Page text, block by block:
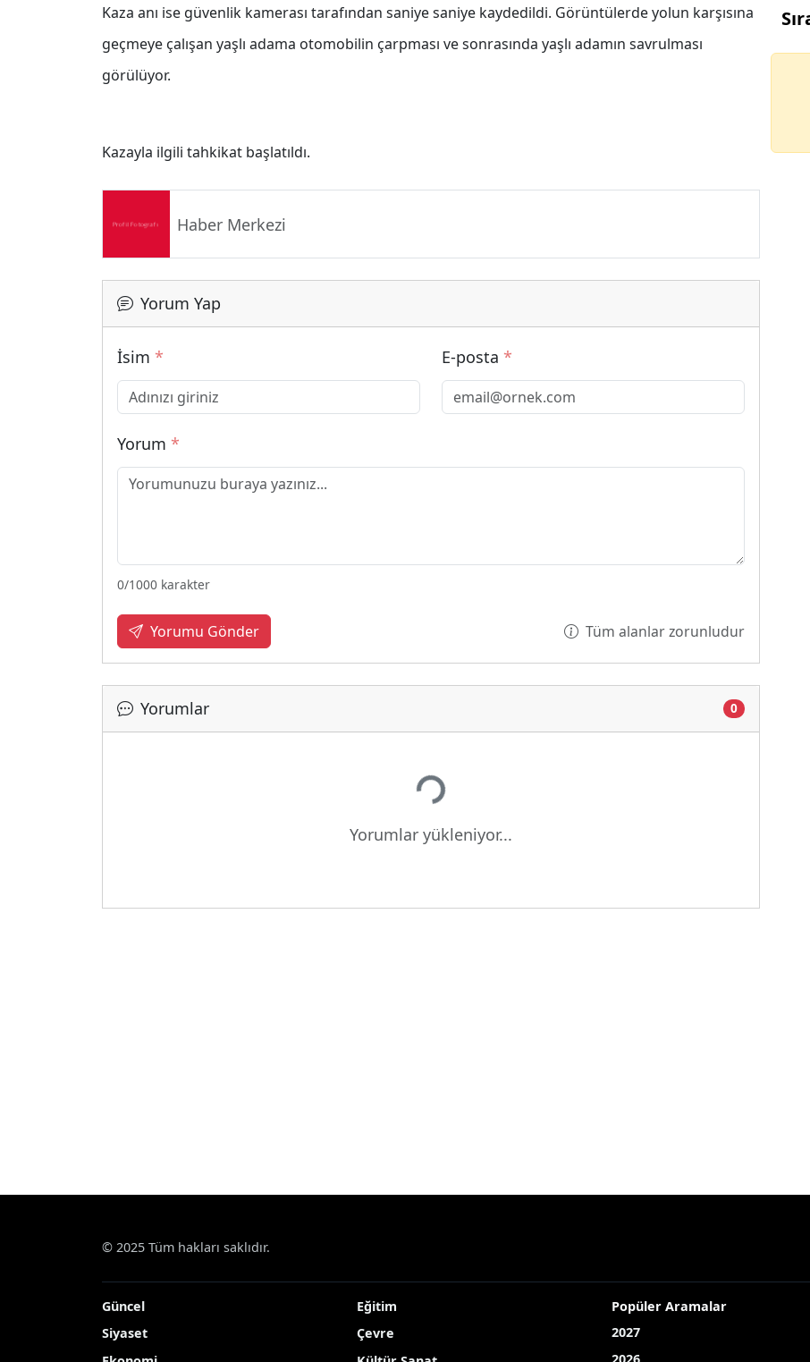
Kaza anı ise güvenlik kamerası tarafından saniye saniye kaydedildi. Görüntülerde yolun karşısına
geçmeye çalışan yaşlı adama otomobilin çarpması ve sonrasında yaşlı adamın savrulması
görülüyor.
Kazayla ilgili tahkikat başlatıldı.
Haber Merkezi
Yorum Yap
İsim * E-posta *
Yorum *
0/1000 karakter
Yorumu Gönder Tüm alanlar zorunludur
Yorumlar 0
Yükleniyor...
Yorumlar yükleniyor...
© 2025 Tüm hakları saklıdır.
Güncel
Siyaset
Eğitim
Çevre
Popüler Aramalar
2027